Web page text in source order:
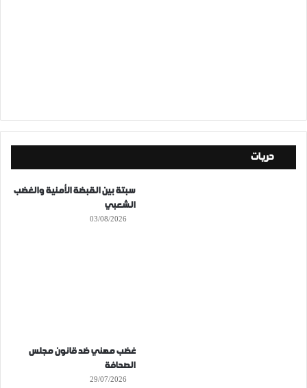
حريات
سبتة بين القبضة الأمنية والغضب
الشعبي
03/08/2026
غضب مهني ضد قانون مجلس
الصحافة
29/07/2026